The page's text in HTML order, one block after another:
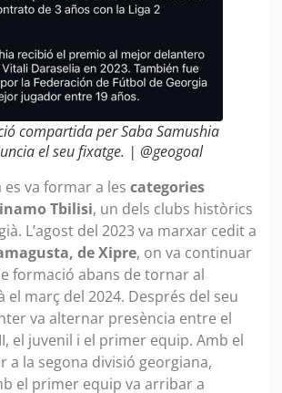
compartida per Saba Samushia
el seu fixatge. | @geogoal
es va formar a les categories
Tbilisi, un dels clubs històrics
L’agost del 2023 va marxar cedit a
de Xipre, on va continuar
formació abans de tornar al
el març del 2024. Després del seu
va alternar presència entre el
el juvenil i el primer equip. Amb el
a la segona divisió georgiana,
el primer equip va arribar a